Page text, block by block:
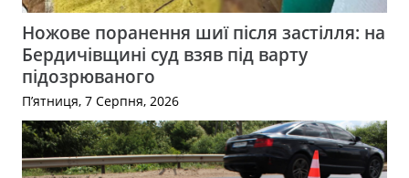
Ножове поранення шиї після застілля: на
Бердичівщині суд взяв під варту
підозрюваного
П’ятниця, 7 Серпня, 2026